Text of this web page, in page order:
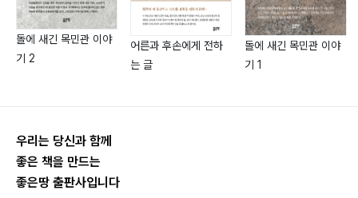
돌에 새긴 목민관 이야
기 2
어른과 후손에게 전하
는 글
돌에 새긴 목민관 이야
기 1
우리는 당신과 함께
좋은 책을 만드는
좋은땅 출판사입니다